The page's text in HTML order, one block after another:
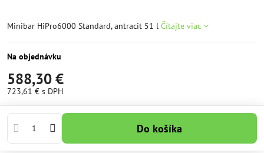
Minibar HiPro6000 Standard, antracit 51 l Čítajte viac
Na objednávku
588,30 €
723,61 € s DPH
Do košíka